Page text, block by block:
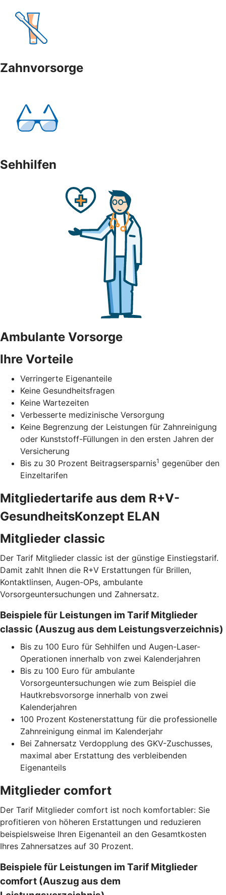
Zahnvorsorge
Sehhilfen
Ambulante Vorsorge
Ihre Vorteile
Verringerte Eigenanteile
Keine Gesundheitsfragen
Keine Wartezeiten
Verbesserte medizinische Versorgung
Keine Begrenzung der Leistungen für Zahnreinigung
oder Kunststoff-Füllungen in den ersten Jahren der
Versicherung
Bis zu 30 Prozent Beitragsersparnis1 gegenüber den
Einzeltarifen
Mitgliedertarife aus dem R+V-
GesundheitsKonzept ELAN
Mitglieder classic
Der Tarif Mitglieder classic ist der günstige Einstiegstarif.
Damit zahlt Ihnen die R+V Erstattungen für Brillen,
Kontaktlinsen, Augen-OPs, ambulante
Vorsorgeuntersuchungen und Zahnersatz.
Beispiele für Leistungen im Tarif Mitglieder
classic (Auszug aus dem Leistungsverzeichnis)
Bis zu 100 Euro für Sehhilfen und Augen-Laser-
Operationen innerhalb von zwei Kalenderjahren
Bis zu 100 Euro für ambulante
Vorsorgeuntersuchungen wie zum Beispiel die
Hautkrebsvorsorge innerhalb von zwei
Kalenderjahren
100 Prozent Kostenerstattung für die professionelle
Zahnreinigung einmal im Kalenderjahr
Bei Zahnersatz Verdopplung des GKV-Zuschusses,
maximal aber Erstattung des verbleibenden
Eigenanteils
Mitglieder comfort
Der Tarif Mitglieder comfort ist noch komfortabler: Sie
profitieren von höheren Erstattungen und reduzieren
beispielsweise Ihren Eigenanteil an den Gesamtkosten
Ihres Zahnersatzes auf 30 Prozent.
Beispiele für Leistungen im Tarif Mitglieder
comfort (Auszug aus dem